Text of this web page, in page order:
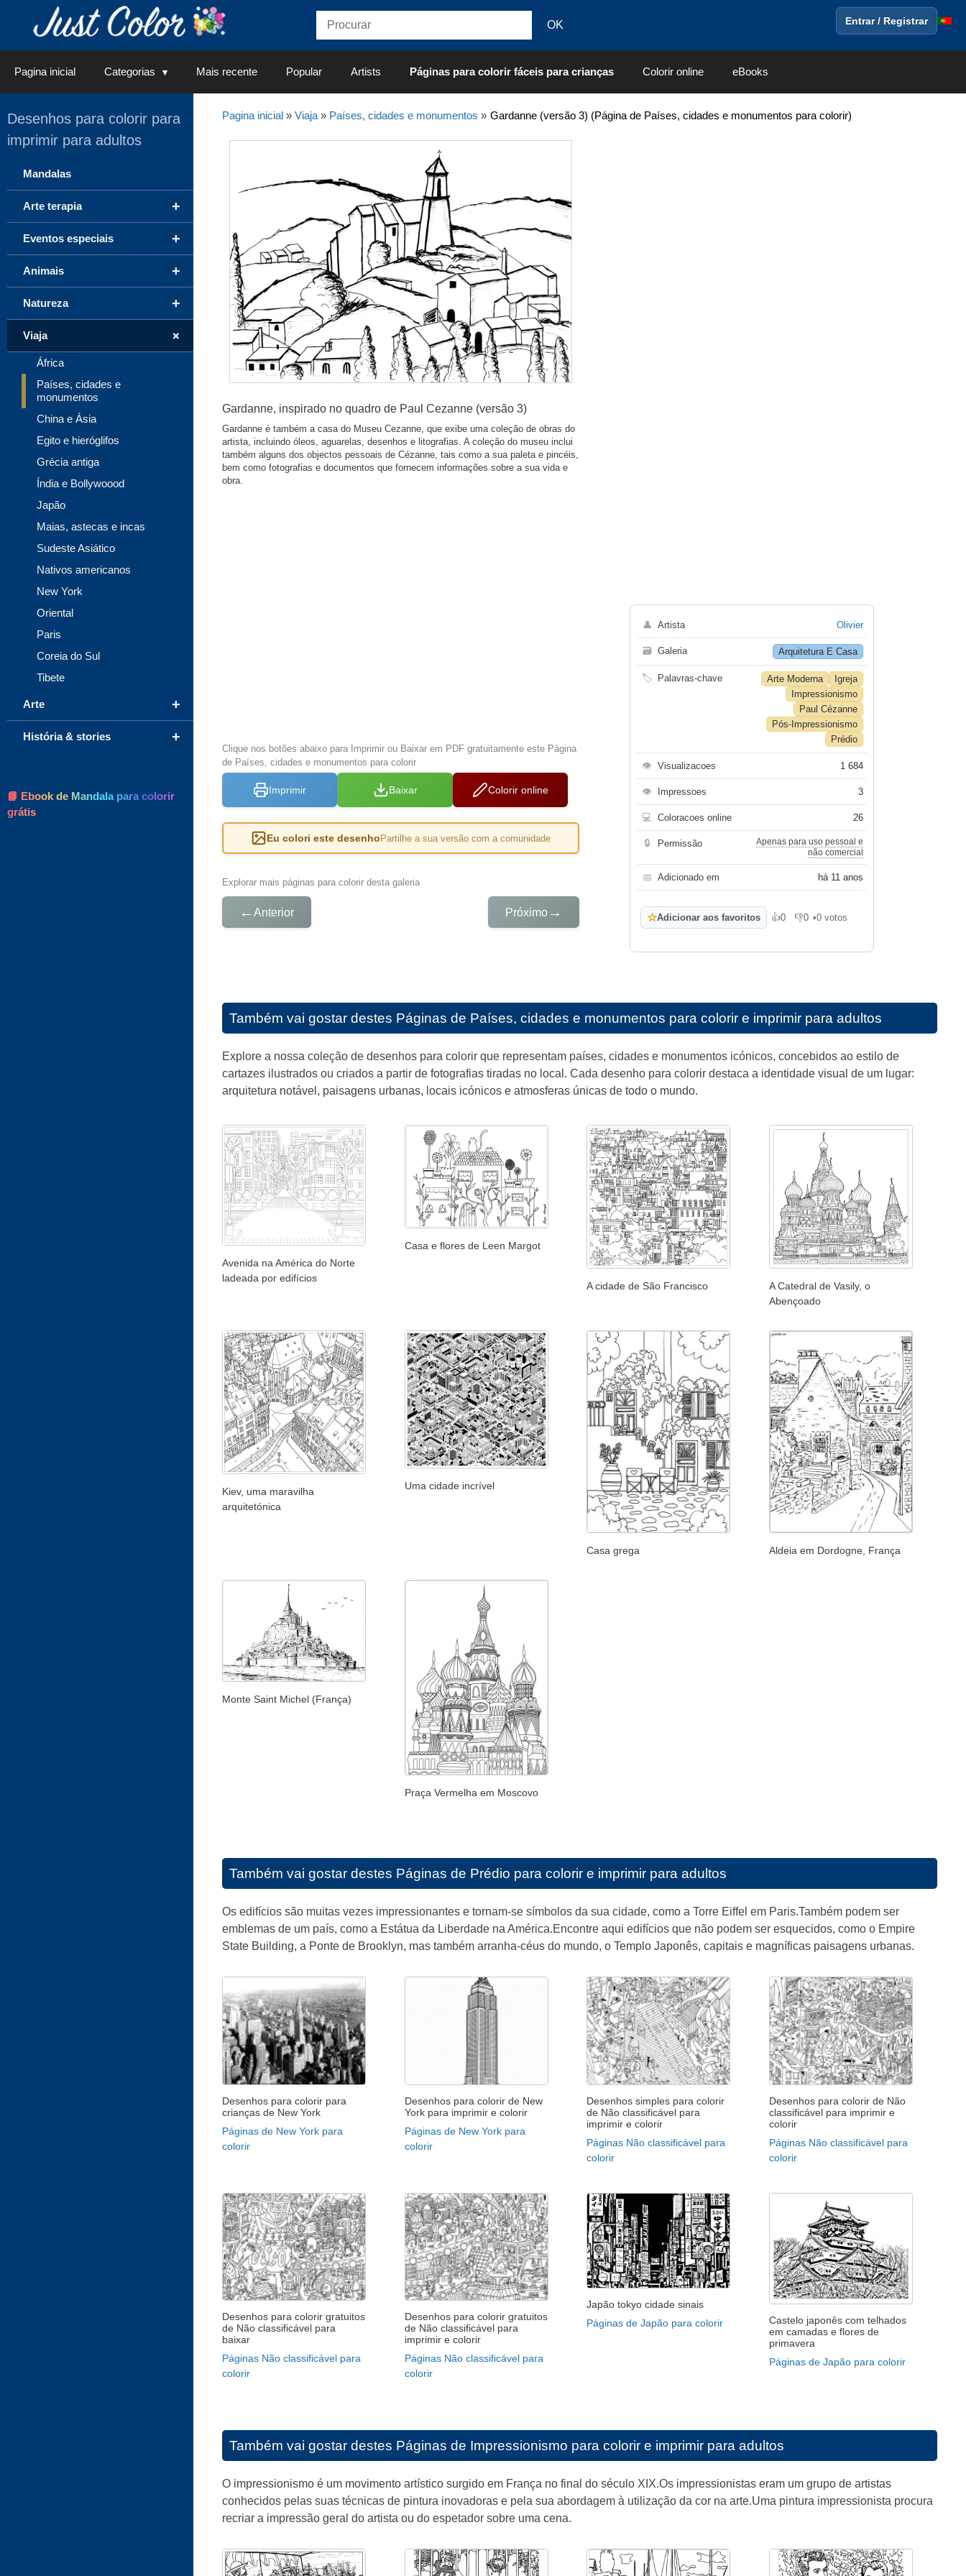
Entrar / Registrar
Pagina inicial Categorias Mais recente Popular Artists Páginas para colorir fáceis para crianças Colorir online eBooks
Pagina inicial» Viaja» Países, cidades e monumentos » Gardanne (versão 3) (Página de Países, cidades e monumentos para colorir)
Gardanne, inspirado no quadro de Paul Cezanne (versão 3)
Gardanne é também a casa do Museu Cezanne, que exibe uma coleção de obras do
artista, incluindo óleos, aguarelas, desenhos e litografias. A coleção do museu inclui
também alguns dos objectos pessoais de Cézanne, tais como a sua paleta e pincéis,
bem como fotografias e documentos que fornecem informações sobre a sua vida e
obra.
Clique nos botões abaixo para Imprimir ou Baixar em PDF gratuitamente este Página
de Países, cidades e monumentos para colorir
Imprimir Baixar Colorir online
Eu colori este desenho Partilhe a sua versão com a comunidade
Explorar mais páginas para colorir desta galeria
← Anterior Próximo →
👤 Artista Olivier
🗃 Galeria Arquitetura E Casa
🏷 Palavras-chave Arte Moderna
Igreja
Impressionismo
Paul Cézanne
Pós-Impressionismo
Prédio
👁 Visualizacoes 1 684
👁 Impressoes 3
💻 Coloracoes online 26
🔒 Permissão
Apenas para uso pessoal e
não comercial
📅 Adicionado em há 11 anos
☆Adicionar aos favoritos 👍0
Gosto 👎0
Não gosto
•0 votos
Também vai gostar destes Páginas de Países, cidades e monumentos para colorir e imprimir para adultos
Explore a nossa coleção de desenhos para colorir que representam países, cidades e monumentos icónicos, concebidos ao estilo de
cartazes ilustrados ou criados a partir de fotografias tiradas no local. Cada desenho para colorir destaca a identidade visual de um lugar:
arquitetura notável, paisagens urbanas, locais icónicos e atmosferas únicas de todo o mundo.
Avenida na América do Norte
ladeada por edifícios
Casa e flores de Leen Margot
A cidade de São Francisco
A Catedral de Vasily, o
Abençoado
Kiev, uma maravilha
arquitetónica
Uma cidade incrível
Casa grega Aldeia em Dordogne, França
Monte Saint Michel (França)
Praça Vermelha em Moscovo
Também vai gostar destes Páginas de Prédio para colorir e imprimir para adultos
Os edifícios são muitas vezes impressionantes e tornam-se símbolos da sua cidade, como a Torre Eiffel em Paris.Também podem ser
emblemas de um país, como a Estátua da Liberdade na América.Encontre aqui edifícios que não podem ser esquecidos, como o Empire
State Building, a Ponte de Brooklyn, mas também arranha-céus do mundo, o Templo Japonês, capitais e magníficas paisagens urbanas.
Desenhos para colorir para
crianças de New York
Páginas de New York para
colorir
Desenhos para colorir de New
York para imprimir e colorir
Páginas de New York para
colorir
Desenhos simples para colorir
de Não classificável para
imprimir e colorir
Páginas Não classificável para
colorir
Desenhos para colorir de Não
classificável para imprimir e
colorir
Páginas Não classificável para
colorir
Desenhos para colorir gratuitos
de Não classificável para
baixar
Páginas Não classificável para
colorir
Desenhos para colorir gratuitos
de Não classificável para
imprimir e colorir
Páginas Não classificável para
colorir
Japão tokyo cidade sinais
Páginas de Japão para colorir
Castelo japonês com telhados
em camadas e flores de
primavera
Páginas de Japão para colorir
Também vai gostar destes Páginas de Impressionismo para colorir e imprimir para adultos
O impressionismo é um movimento artístico surgido em França no final do século XIX.Os impressionistas eram um grupo de artistas
conhecidos pelas suas técnicas de pintura inovadoras e pela sua abordagem à utilização da cor na arte.Uma pintura impressionista procura
recriar a impressão geral do artista ou do espetador sobre uma cena.
Desenhos para colorir para
imprimir para adultos
Mandalas
+
Arte terapia
+
Eventos especiais
+
Animais
+
Natureza
+
Viaja
África
Países, cidades e
monumentos
China e Ásia
Egito e hieróglifos
Grécia antiga
Índia e Bollywoood
Japão
Maias, astecas e incas
Sudeste Asiático
Nativos americanos
New York
Oriental
Paris
Coreia do Sul
Tibete
+
Arte
+
História & stories
📘 Ebook de Mandala para colorir
grátis